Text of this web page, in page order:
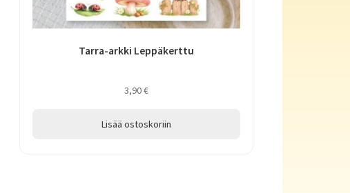
Tarra-arkki Leppäkerttu
3,90€
Lisää ostoskoriin